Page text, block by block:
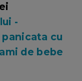
-
cu
de bebe